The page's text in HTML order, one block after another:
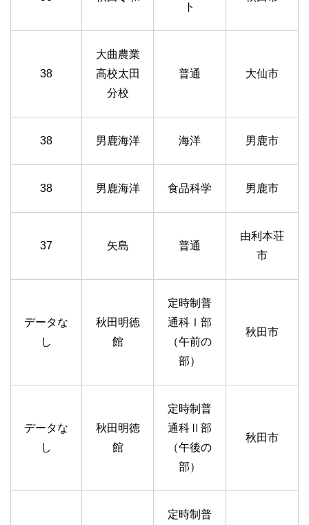
ト
38
大曲農業
高校太田
分校
普通 大仙市
38 男鹿海洋 海洋 男鹿市
38 男鹿海洋 食品科学 男鹿市
37 矢島 普通
由利本荘
市
データな
し
秋田明徳
館
定時制普
通科Ⅰ部
（午前の
部）
秋田市
データな
し
秋田明徳
館
定時制普
通科Ⅱ部
（午後の
部）
秋田市
定時制普